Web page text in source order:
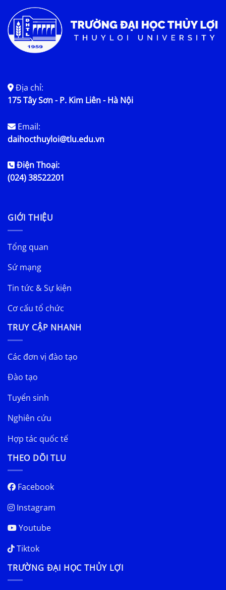
Địa chỉ:
175 Tây Sơn - P. Kim Liên - Hà Nội
Email:
daihocthuyloi@tlu.edu.vn
Điện Thoại:
(024) 38522201
GIỚI THIỆU
Tổng quan
Sứ mạng
Tin tức & Sự kiện
Cơ cấu tổ chức
TRUY CẬP NHANH
Các đơn vị đào tạo
Đào tạo
Tuyển sinh
Nghiên cứu
Hợp tác quốc tế
THEO DÕI TLU
Facebook
Instagram
Youtube
Tiktok
TRƯỜNG ĐẠI HỌC THỦY LỢI